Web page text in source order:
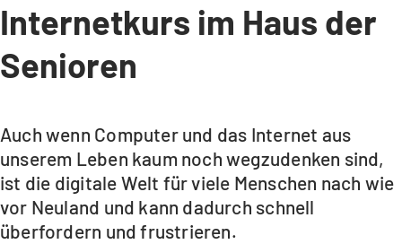
Internetkurs im Haus der
Senioren
Auch wenn Computer und das Internet aus
unserem Leben kaum noch wegzudenken sind,
ist die digitale Welt für viele Menschen nach wie
vor Neuland und kann dadurch schnell
überfordern und frustrieren.